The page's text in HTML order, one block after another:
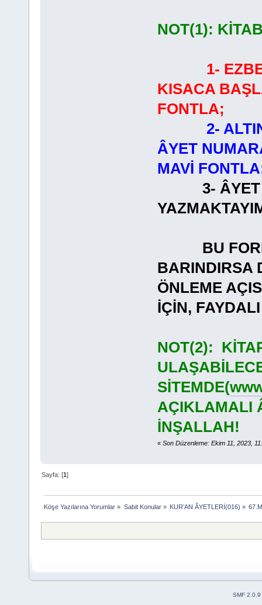
NOT(1):
1-
KISACA
FONTLA;
2-
ÂYET
MAVİ
3-
BU
BARINDIRSA
ÖNLEME
İÇİN,
NOT(2):
SİTEMDE(
AÇIKLAMALI
İNŞALLAH!
« Son Düzenleme: Ekim 11, 2023,
Sayfa: [1]
Köşe Yazılarına Yorumlar » Sabit Konular» KUR’AN ÂYETLERİ(016) »
SMF 2.0.9